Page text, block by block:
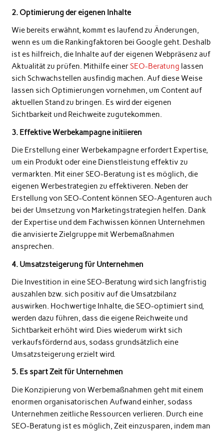
2. Optimierung der eigenen Inhalte
Wie bereits erwähnt, kommt es laufend zu Änderungen,
wenn es um die Rankingfaktoren bei Google geht. Deshalb
ist es hilfreich, die Inhalte auf der eigenen Webpräsenz auf
Aktualität zu prüfen. Mithilfe einerSEO-Beratung lassen
sich Schwachstellen ausfindig machen. Auf diese Weise
lassen sich Optimierungen vornehmen, um Content auf
aktuellen Stand zu bringen. Es wird der eigenen
Sichtbarkeit und Reichweite zugutekommen.
3. Effektive Werbekampagne initiieren
Die Erstellung einer Werbekampagne erfordert Expertise,
um ein Produkt oder eine Dienstleistung effektiv zu
vermarkten. Mit einer SEO-Beratung ist es möglich, die
eigenen Werbestrategien zu effektiveren. Neben der
Erstellung von SEO-Content können SEO-Agenturen auch
bei der Umsetzung von Marketingstrategien helfen. Dank
der Expertise und dem Fachwissen können Unternehmen
die anvisierte Zielgruppe mit Werbemaßnahmen
ansprechen.
4. Umsatzsteigerung für Unternehmen
Die Investition in eine SEO-Beratung wird sich langfristig
auszahlen bzw. sich positiv auf die Umsatzbilanz
auswirken. Hochwertige Inhalte, die SEO-optimiert sind,
werden dazu führen, dass die eigene Reichweite und
Sichtbarkeit erhöht wird. Dies wiederum wirkt sich
verkaufsfördernd aus, sodass grundsätzlich eine
Umsatzsteigerung erzielt wird.
5. Es spart Zeit für Unternehmen
Die Konzipierung von Werbemaßnahmen geht mit einem
enormen organisatorischen Aufwand einher, sodass
Unternehmen zeitliche Ressourcen verlieren. Durch eine
SEO-Beratung ist es möglich, Zeit einzusparen, indem man